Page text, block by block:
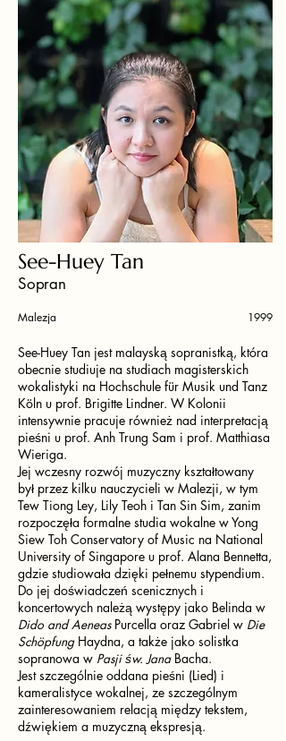
See-Huey Tan
Sopran
1999
Malezja
See-Huey Tan jest malayską sopranistką, która
obecnie studiuje na studiach magisterskich
wokalistyki na Hochschule für Musik und Tanz
Köln u prof. Brigitte Lindner. W Kolonii
intensywnie pracuje również nad interpretacją
pieśni u prof. Anh Trung Sam i prof. Matthiasa
Wieriga.
Jej wczesny rozwój muzyczny kształtowany
był przez kilku nauczycieli w Malezji, w tym
Tew Tiong Ley, Lily Teoh i Tan Sin Sim, zanim
rozpoczęła formalne studia wokalne w Yong
Siew Toh Conservatory of Music na National
University of Singapore u prof. Alana Bennetta,
gdzie studiowała dzięki pełnemu stypendium.
Do jej doświadczeń scenicznych i
koncertowych należą występy jako Belinda w
Dido and AeneasPurcella oraz Gabriel w Die
SchöpfungHaydna, a także jako solistka
sopranowa w Pasji św. JanaBacha.
Jest szczególnie oddana pieśni (Lied) i
kameralistyce wokalnej, ze szczególnym
zainteresowaniem relacją między tekstem,
dźwiękiem a muzyczną ekspresją.